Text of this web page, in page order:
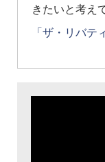
きたいと考え
「ザ・リバ